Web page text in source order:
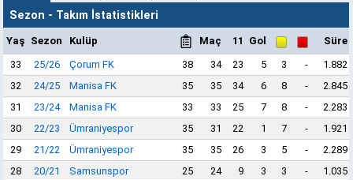
Sezon - Takım İstatistikleri
Yaş Sezon Kulüp Maç 11 Gol
Süre
33
25/26 Çorum FK 38 34 23 5 3 -
1.882
32
24/25 Manisa FK 35 35 34 6 8 -
2.845
31
23/24 Manisa FK 33 33 25 7 8 -
2.283
30
22/23 Ümraniyespor 35 31 22 1 7 -
1.921
29
21/22 Ümraniyespor 35 35 26 3 5 -
2.289
28
20/21 Samsunspor 25 24 9 3 3 -
1.035